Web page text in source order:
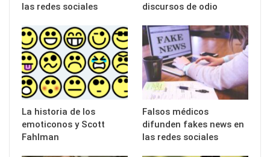
las redes sociales
discursos de odio
La historia de los
emoticonos y Scott
Fahlman
Falsos médicos
difunden fakes news en
las redes sociales